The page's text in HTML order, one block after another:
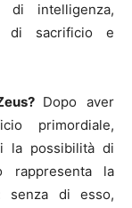
di intelligenza,
di sacrificio e
Dopo aver
primordiale,
la possibilità di
rappresenta la
senza di esso,